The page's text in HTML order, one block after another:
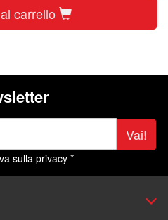
carrello
Vai!
sulla privacy *